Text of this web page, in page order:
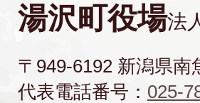
湯沢町役場法
〒949-6192 新潟県
代表電話番号： 025-